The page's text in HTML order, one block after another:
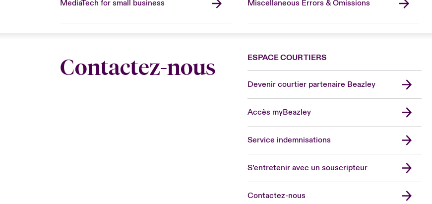
MediaTech for small business Miscellaneous Errors & Omissions
Contactez-nous ESPACE COURTIERS
Devenir courtier partenaire Beazley
Accès myBeazley
Service indemnisations
S’entretenir avec un souscripteur
Contactez-nous